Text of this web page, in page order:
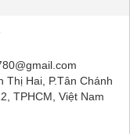
Thị Hai, P.Tân Chánh
TPHCM, Việt Nam